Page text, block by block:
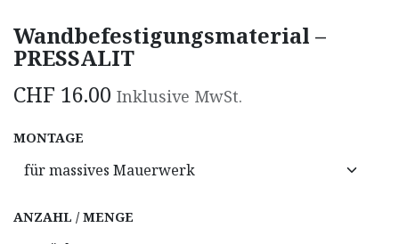
Wandbefestigungsmaterial –
PRESSALIT
CHF 16.00 Inklusive MwSt.
MONTAGE
ANZAHL / MENGE